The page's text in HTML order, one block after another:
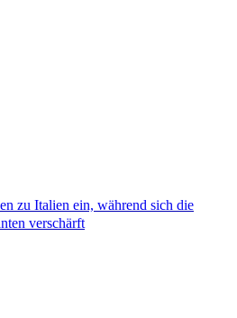
zu Italien ein, während sich die
verschärft